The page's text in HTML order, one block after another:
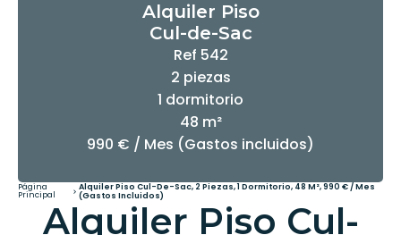
Alquiler Piso
Cul-de-Sac
Ref 542
2 piezas
1 dormitorio
48 m²
990 € / Mes (Gastos incluidos)
Página
Principal
Alquiler Piso Cul-De-Sac, 2 Piezas, 1 Dormitorio, 48 M², 990 € / Mes
(Gastos Incluidos)
Alquiler Piso Cul-